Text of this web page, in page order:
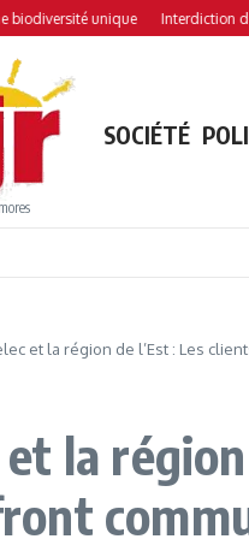
unique Interdiction des
SOCIÉTÉ
et la région de l’Est : Les
la